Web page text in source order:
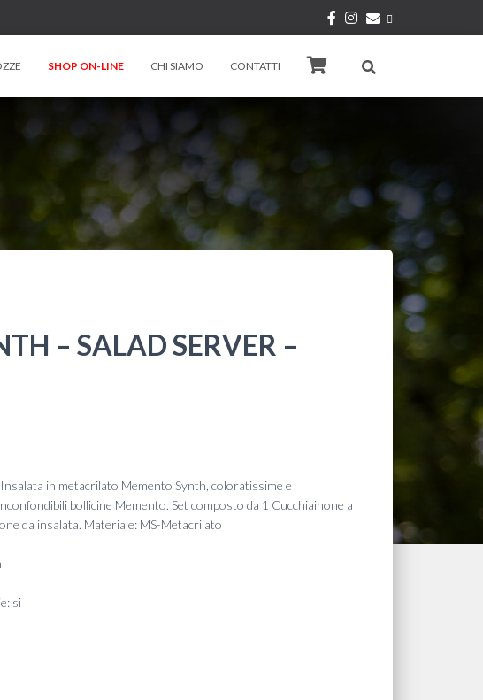
SHOP ON-LINE CHI SIAMO CONTATTI
– SALAD SERVER –
in metacrilato Memento Synth, coloratissime e
bollicine Memento. Set composto da 1 Cucchiainone a
da insalata. Materiale: MS-Metacrilato
si